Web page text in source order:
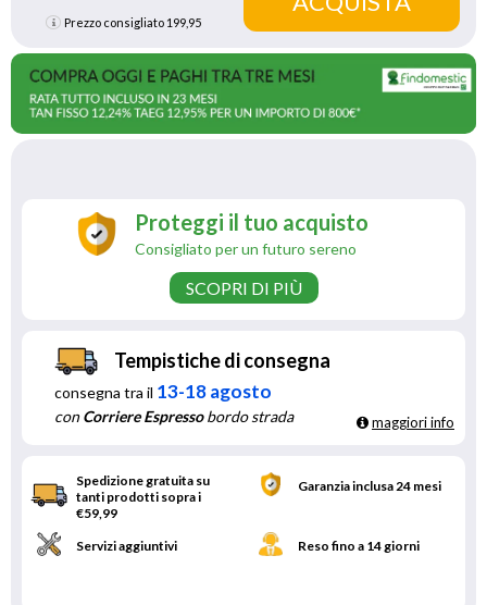
Prezzo consigliato 199,95
Proteggi il tuo acquisto
Consigliato per un futuro sereno
SCOPRI DI PIÙ
Tempistiche di consegna
consegna tra il 13-18 agosto
conCorriere Espressobordo strada maggiori info
Spedizione gratuita su
tanti prodotti sopra i
€59,99
Garanzia inclusa 24 mesi
Servizi aggiuntivi Reso fino a 14 giorni